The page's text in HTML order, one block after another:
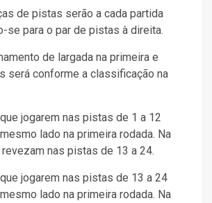
de pistas serão a cada partida
se para o par de pistas à direita.
de largada na primeira e
será conforme a classificação na
jogarem nas pistas de 1 a 12
lado na primeira rodada. Na
nas pistas de 13 a 24.
jogarem nas pistas de 13 a 24
lado na primeira rodada. Na